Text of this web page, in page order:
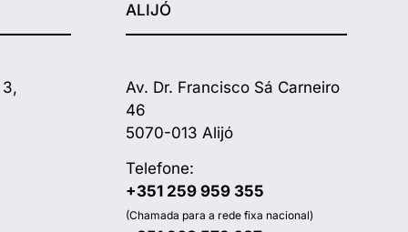
ALIJÓ
Av. Dr. Francisco Sá Carneiro
46
5070-013 Alijó
Telefone:
+351 259 959 355
(Chamada para a rede fixa nacional)